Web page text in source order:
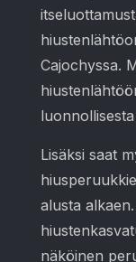
Cajochyssa.
Lisäksi saat
alusta
näköinen